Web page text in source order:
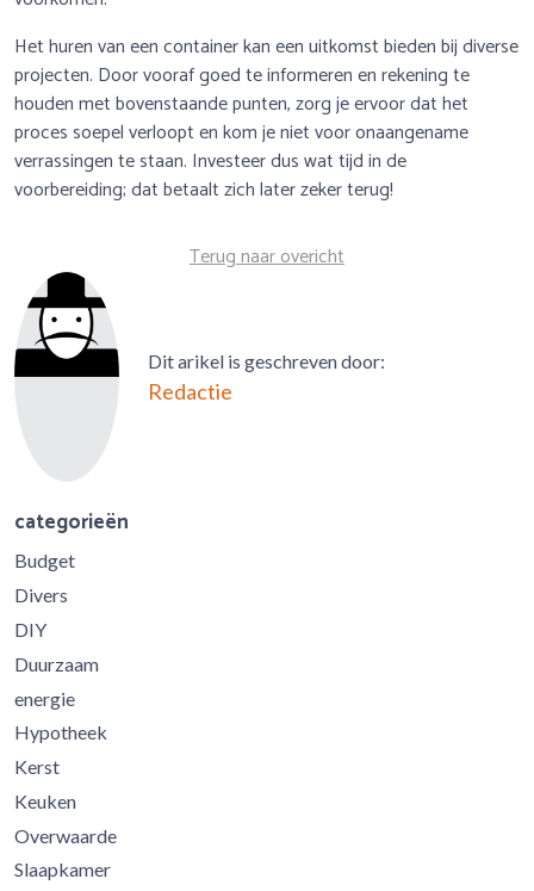
Het huren van een container kan een uitkomst bieden bij diverse
projecten. Door vooraf goed te informeren en rekening te
houden met bovenstaande punten, zorg je ervoor dat het
proces soepel verloopt en kom je niet voor onaangename
verrassingen te staan. Investeer dus wat tijd in de
voorbereiding; dat betaalt zich later zeker terug!
Terug naar overicht
Dit arikel is geschreven door:
Redactie
categorieën
Budget
Divers
DIY
Duurzaam
energie
Hypotheek
Kerst
Keuken
Overwaarde
Slaapkamer